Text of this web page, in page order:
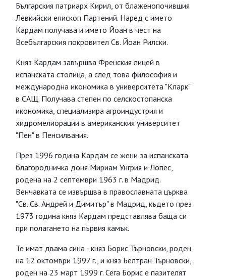
Българския патриарх Кирил, от блаженопочившия
Левкийски епископ Партений. Наред с името
Кардам получава и името Йоан в чест на
Всебългарския покровител Св. Йоан Рилски.
Княз Кардам завършва Френския лицей в
испанската столица, а след това философия и
международна икономика в университета "Кларк"
в САЩ. Получава степен по селскостопанска
икономика, специализира агроиндустрия и
хидромелиорации в американския университет
"Пен" в Пенсилвания.
През 1996 година Кардам се жени за испанската
благородничка доня Мириам Унгрия и Лопес,
родена на 2 септември 1963 г. в Мадрид.
Венчавката се извършва в православната църква
"Св. Св. Андрей и Димитър" в Мадрид, където през
1973 година княз Кардам представлява баща си
при полагането на първия камък.
Те имат двама сина - княз Борис Търновски, роден
на 12 октомври 1997 г., и княз Белтран Търновски,
роден на 23 март 1999 г. Сега Борис е пазителят